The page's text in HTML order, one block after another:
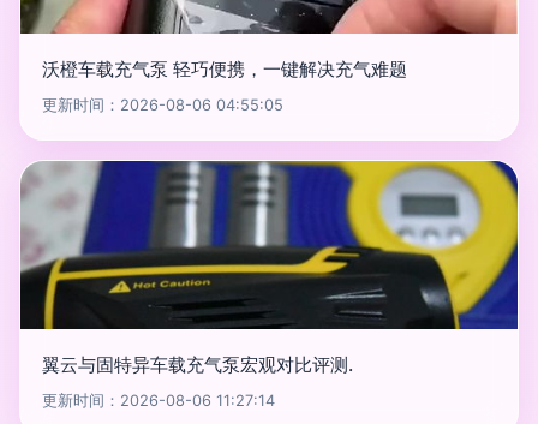
沃橙车载充气泵 轻巧便携，一键解决充气难题
更新时间：2026-08-06 04:55:05
翼云与固特异车载充气泵宏观对比评测.
更新时间：2026-08-06 11:27:14